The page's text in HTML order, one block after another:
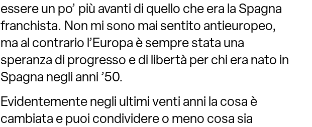
essere un po’ più avanti di quello che era la Spagna
franchista. Non mi sono mai sentito antieuropeo,
ma al contrario l’Europa è sempre stata una
speranza di progresso e di libertà per chi era nato in
Spagna negli anni ’50.
Evidentemente negli ultimi venti anni la cosa è
cambiata e puoi condividere o meno cosa sia